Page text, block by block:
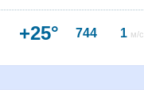
+25° 744 1 м/с